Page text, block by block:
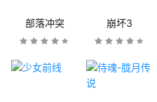
部落冲突 崩坏3